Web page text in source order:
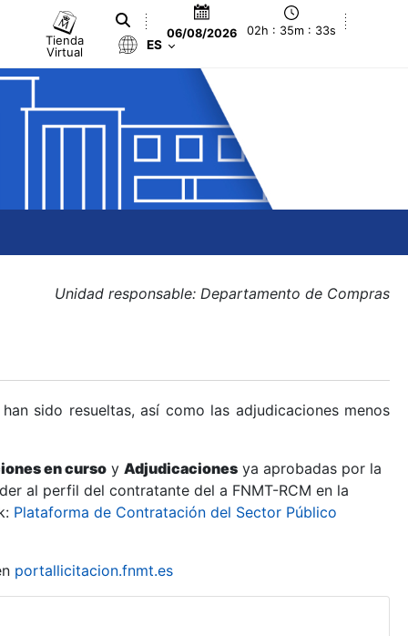
Tienda
Virtual
06/08/2026 02h : 35m : 34s
ES
Unidad responsable: Departamento de Compras
sido resueltas, así como las adjudicaciones menos
en curso y Adjudicaciones ya aprobadas por la
al perfil del contratante del a FNMT-RCM en la
Plataforma de Contratación del Sector Público
portallicitacion.fnmt.es